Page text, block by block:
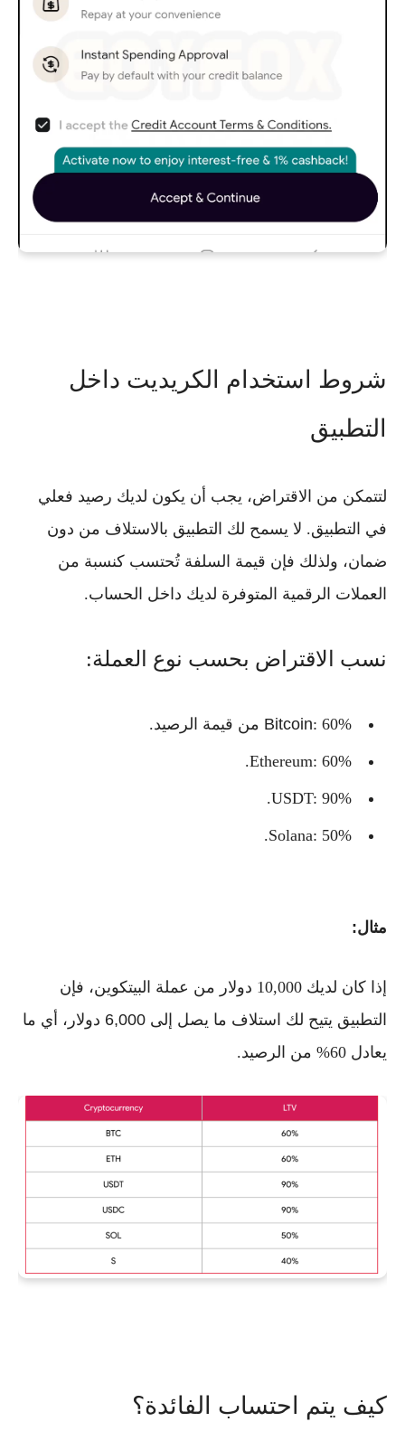
شروط استخدام الكريديت داخل
التطبيق
لتتمكن من الاقتراض، يجب أن يكون لديك رصيد فعلي
في التطبيق. لا يسمح لك التطبيق بالاستلاف من دون
ضمان، ولذلك فإن قيمة السلفة تُحتسب كنسبة من
العملات الرقمية المتوفرة لديك داخل الحساب.
نسب الاقتراض بحسب نوع العملة:
Bitcoin: 60% من قيمة الرصيد.
Ethereum: 60%.
USDT: 90%.
Solana: 50%.
مثال:
إذا كان لديك 10,000 دولار من عملة البيتكوين، فإن
التطبيق يتيح لك استلاف ما يصل إلى 6,000 دولار
، أي ما
يعادل 60% من الرصيد.
كيف يتم احتساب الفائدة؟